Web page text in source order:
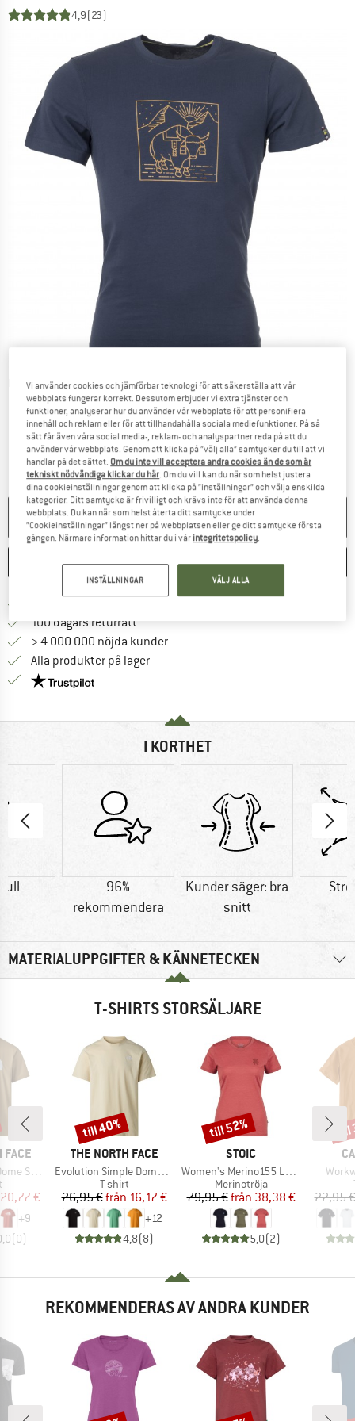
4,9(23)
Detaljbilder
EJ TILL SALU LÄNGRE
SPARA JÄMFÖR
100 dagars returrätt
> 4 000 000 nöjda kunder
Alla produkter på lager
Trust Pilot-garanti - hitta all information här!
I KORTHET
96%
rekommendera
Kunder säger: bra
snitt
MATERIALUPPGIFTER & KÄNNETECKEN
T-SHIRTS STORSÄLJARE
FACE
Sleeve
pris
20,77 €
+9
(0)
VARUMÄRKE
THE NORTH FACE
Produkter
Evolution Simple Dome Short Sleeve
Produktgrupp
T-shirt
Pris
26,95 € Reducerat pris
från 16,17 €
+12
4,8(8)
Rabatt
till 40%
VARUMÄRKE
STOIC
Produkter
Women's Merino155 LaholmSt. T-Shirt Daisy Flower
Produktgrupp
Merinotröja
Pris
79,95 € Reducerat pris
från 38,38 €
5,0(2)
Rabatt
till 52%
22,95 €
REKOMMENDERAS AV ANDRA KUNDER
Vi använder cookies och jämförbar teknologi för att säkerställa att vår
webbplats fungerar korrekt. Dessutom erbjuder vi extra tjänster och
funktioner, analyserar hur du använder vår webbplats för att personifiera
innehåll och reklam eller för att tillhandahålla sociala mediefunktioner. På så
sätt får även våra social media-, reklam- och analyspartner reda på att du
använder vår webbplats. Genom att klicka på ”välj alla” samtycker du till att vi
handlar på det sättet. Om du inte vill acceptera andra cookies än de som är
tekniskt nödvändiga klickar du här. Om du vill kan du när som helst justera
dina cookieinställningar genom att klicka på ”inställningar” och välja enskilda
kategorier. Ditt samtycke är frivilligt och krävs inte för att använda denna
webbplats. Du kan när som helst återta ditt samtycke under
”Cookieinställningar” längst ner på webbplatsen eller ge ditt samtycke första
gången. Närmare information hittar du i vår integritetspolicy.
INSTÄLLNINGAR VÄLJ ALLA